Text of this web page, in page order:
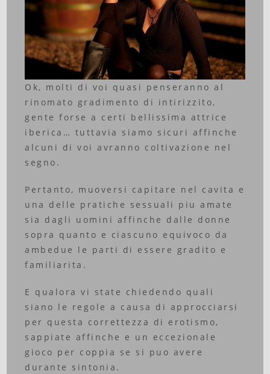
Ok, molti di voi quasi penseranno al
rinomato gradimento di intirizzito,
gente forse a certi bellissima attrice
iberica… tuttavia siamo sicuri affinche
alcuni di voi avranno coltivazione nel
segno.
Pertanto, muoversi capitare nel cavita e
una delle pratiche sessuali piu amate
sia dagli uomini affinche dalle donne
sopra quanto e ciascuno equivoco da
ambedue le parti di essere gradito e
familiarita.
E qualora vi state chiedendo quali
siano le regole a causa di approcciarsi
per questa correttezza di erotismo,
sappiate affinche e un eccezionale
gioco per coppia se si puo avere
durante sintonia.